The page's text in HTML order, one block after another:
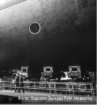
Фото: Кирилл Зыков/РИА Новости